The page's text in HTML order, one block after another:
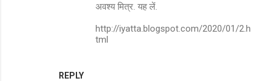
REPLY
अवश्य मित्र. यह लें.
http://iyatta.blogspot.com/2020/01/2.h
tml